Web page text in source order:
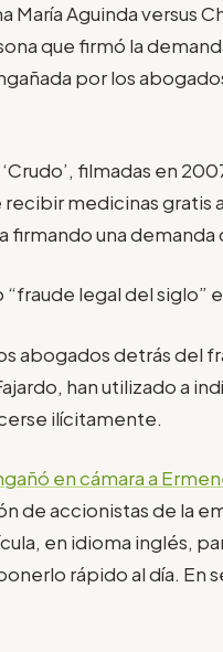
María Aguinda versus
que firmó la
por los
filmadas en
medicinas gratis
una demanda
legal del siglo”
abogados detrás del
han utilizado a
ilícitamente.
en cámara a
de accionistas de la
en idioma inglés,
rápido al día. En